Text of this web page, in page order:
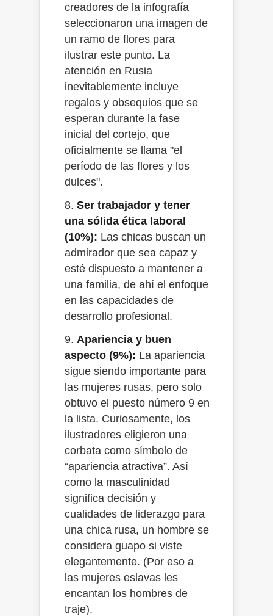
creadores de la infografía
seleccionaron una imagen de
un ramo de flores para
ilustrar este punto. La
atención en Rusia
inevitablemente incluye
regalos y obsequios que se
esperan durante la fase
inicial del cortejo, que
oficialmente se llama "el
período de las flores y los
dulces".
8. Ser trabajador y tener
una sólida ética laboral
(10%): Las chicas buscan un
admirador que sea capaz y
esté dispuesto a mantener a
una familia, de ahí el enfoque
en las capacidades de
desarrollo profesional.
9. Apariencia y buen
aspecto (9%): La apariencia
sigue siendo importante para
las mujeres rusas, pero solo
obtuvo el puesto número 9 en
la lista. Curiosamente, los
ilustradores eligieron una
corbata como símbolo de
“apariencia atractiva”. Así
como la masculinidad
significa decisión y
cualidades de liderazgo para
una chica rusa, un hombre se
considera guapo si viste
elegantemente. (Por eso a
las mujeres eslavas les
encantan los hombres de
traje).